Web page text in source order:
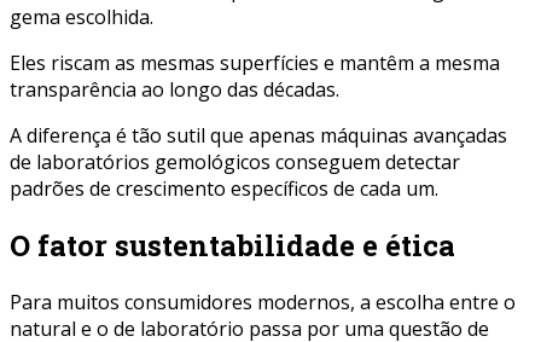
gema escolhida.
Eles riscam as mesmas superfícies e mantêm a mesma
transparência ao longo das décadas.
A diferença é tão sutil que apenas máquinas avançadas
de laboratórios gemológicos conseguem detectar
padrões de crescimento específicos de cada um.
O fator sustentabilidade e ética
Para muitos consumidores modernos, a escolha entre o
natural e o de laboratório passa por uma questão de